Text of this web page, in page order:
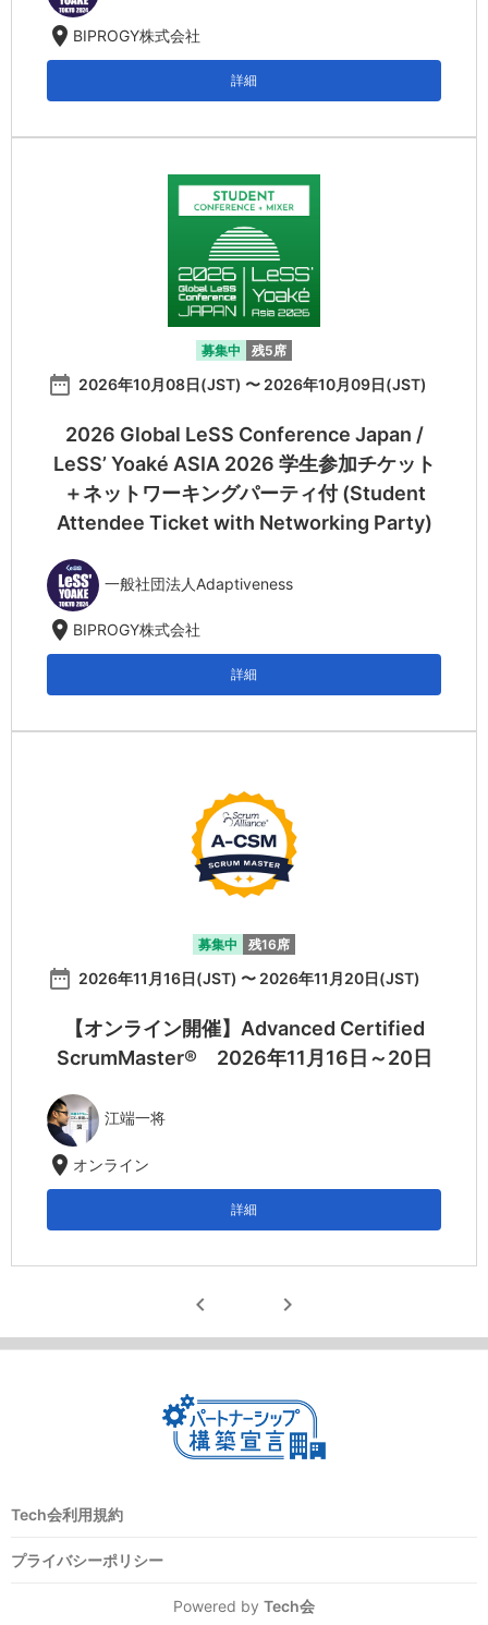
location_on BIPROGY株式会社
詳細
募集中 残5席
date_range 2026年10月08日(JST) 〜 2026年10月09日(JST)
2026 Global LeSS Conference Japan /
LeSS’ Yoaké ASIA 2026 学生参加チケット
＋ネットワーキングパーティ付 (Student
Attendee Ticket with Networking Party)
一般社団法人Adaptiveness
location_on BIPROGY株式会社
詳細
募集中 残16席
date_range 2026年11月16日(JST) 〜 2026年11月20日(JST)
【オンライン開催】Advanced Certified
ScrumMaster® 2026年11月16日～20日
江端一将
location_on オンライン
詳細
chevron_left chevron_right
Tech会利用規約
プライバシーポリシー
Powered by Tech会